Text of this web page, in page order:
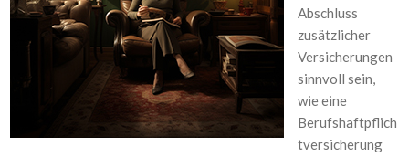
Abschluss
zusätzlicher
Versicherungen
sinnvoll sein,
wie eine
Berufshaftpflich
tversicherung